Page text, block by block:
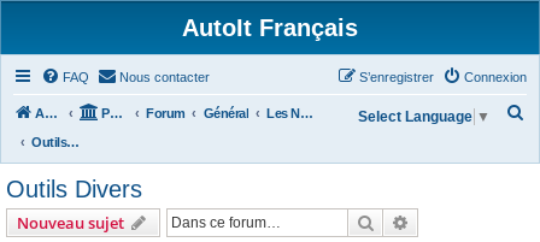
AutoIt Français
FAQ Nous contacter Connexion
S’enregistrer
Accueil Portail Forum Général
Les Nouvelles d'AutoIt
Outils Divers
Select Language ▼
Outils Divers
Nouveau sujet Rechercher